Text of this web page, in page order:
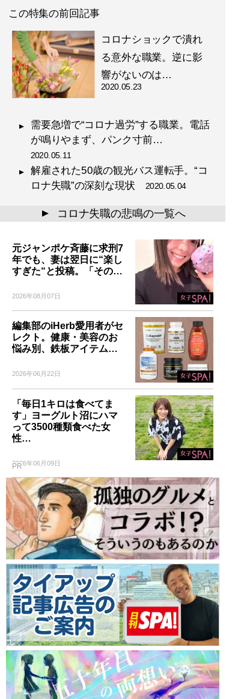
この特集の前回記事
コロナショックで潰れ
る意外な職業。逆に影
響がないのは…
2020.05.23
需要急増で“コロナ過労”する職業。電話
が鳴りやまず、パンク寸前…
2020.05.11
解雇された50歳の観光バス運転手。“コ
ロナ失職”の深刻な現状 2020.05.04
▲ コロナ失職の悲鳴の一覧へ
元ジャンポケ斉藤に求刑7
年でも、妻は翌日に“楽し
すぎた“と投稿。「その…
2026年08月07日
編集部のiHerb愛用者がセ
レクト。健康・美容のお
悩み別、鉄板アイテム…
2026年06月22日
「毎日1キロは食べてま
す」ヨーグルト沼にハマ
って3500種類食べた女
性…
2026年06月09日
PR